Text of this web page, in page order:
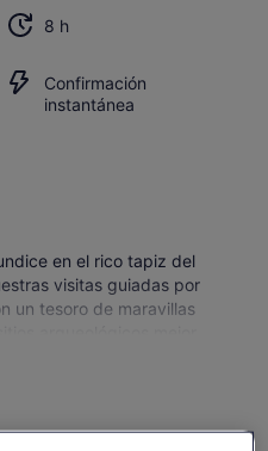
8 h
Confirmación
instantánea
en el rico tapiz del
visitas guiadas por
un tesoro de maravillas
el antiguo pueblo de Skara
hace miles de años.